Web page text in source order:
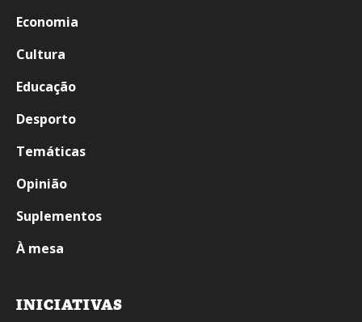
Economia
Cultura
Educação
Desporto
Temáticas
Opinião
Suplementos
À mesa
INICIATIVAS